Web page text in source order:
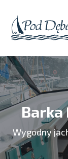
Barka
Wygodny